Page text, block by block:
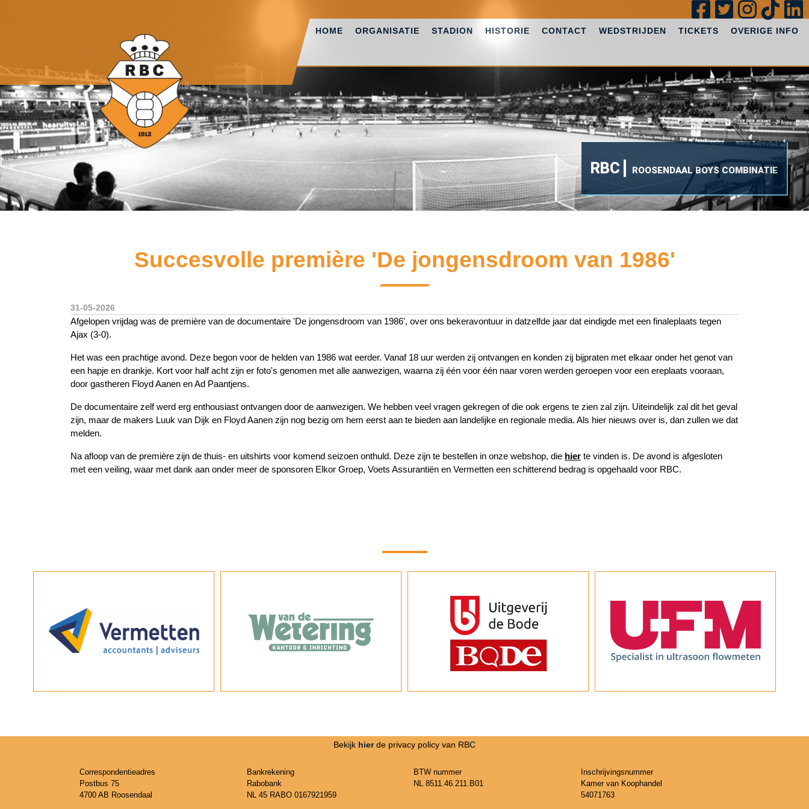
RBC ROOSENDAAL BOYS COMBINATIE
HOME ORGANISATIE STADION HISTORIE CONTACT WEDSTRIJDEN TICKETS OVERIGE INFO
Succesvolle première 'De jongensdroom van 1986'
31-05-2026
Afgelopen vrijdag was de première van de documentaire 'De jongensdroom van 1986', over ons bekeravontuur in datzelfde jaar dat eindigde met een finaleplaats tegen
Ajax (3-0).
Het was een prachtige avond. Deze begon voor de helden van 1986 wat eerder. Vanaf 18 uur werden zij ontvangen en konden zij bijpraten met elkaar onder het genot van
een hapje en drankje. Kort voor half acht zijn er foto's genomen met alle aanwezigen, waarna zij één voor één naar voren werden geroepen voor een ereplaats vooraan,
door gastheren Floyd Aanen en Ad Paantjens.
De documentaire zelf werd erg enthousiast ontvangen door de aanwezigen. We hebben veel vragen gekregen of die ook ergens te zien zal zijn. Uiteindelijk zal dit het geval
zijn, maar de makers Luuk van Dijk en Floyd Aanen zijn nog bezig om hem eerst aan te bieden aan landelijke en regionale media. Als hier nieuws over is, dan zullen we dat
melden.
Na afloop van de première zijn de thuis- en uitshirts voor komend seizoen onthuld. Deze zijn te bestellen in onze webshop, die hier te vinden is. De avond is afgesloten
met een veiling, waar met dank aan onder meer de sponsoren Elkor Groep, Voets Assurantiën en Vermetten een schitterend bedrag is opgehaald voor RBC.
Bekijk hier de privacy policy van RBC
Correspondentieadres
Postbus 75
4700 AB Roosendaal
Bankrekening
Rabobank
NL 45 RABO 0167921959
BTW nummer
NL 8511.46.211.B01
Inschrijvingsnummer
Kamer van Koophandel
54071763